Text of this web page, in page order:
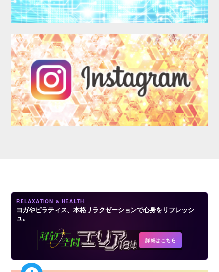
RELAXATION & HEALTH
ヨガやピラティス、本格リラクゼーションで心身をリフレッシ
ュ。
詳細はこちら